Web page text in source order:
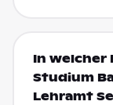
In welcher
Studium
Lehramt